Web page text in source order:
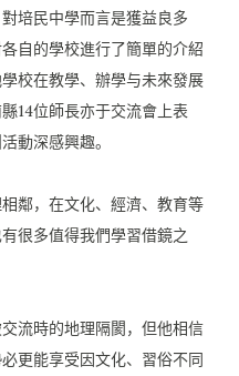
培民中學而言是獲益良多
自的學校進行了簡單的介紹
校在教學、辦學与未來發展
14位師長亦于交流會上表
動深感興趣。
鄰，在文化、經濟、教育等
很多值得我們學習借鏡之
流時的地理隔閡，但他相信
更能享受因文化、習俗不同